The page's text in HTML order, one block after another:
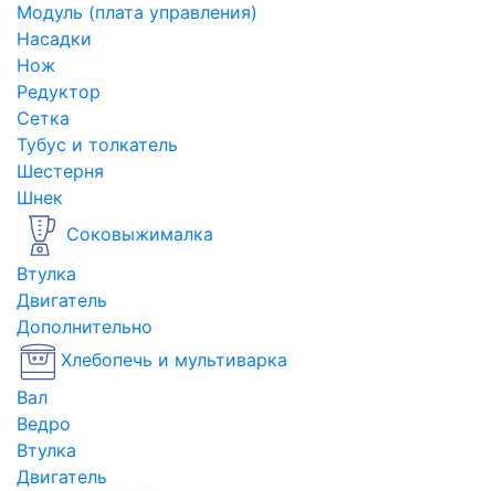
Модуль (плата управления)
Насадки
Нож
Редуктор
Сетка
Тубус и толкатель
Шестерня
Шнек
Соковыжималка
Втулка
Двигатель
Дополнительно
Хлебопечь и мультиварка
Вал
Ведро
Втулка
Двигатель